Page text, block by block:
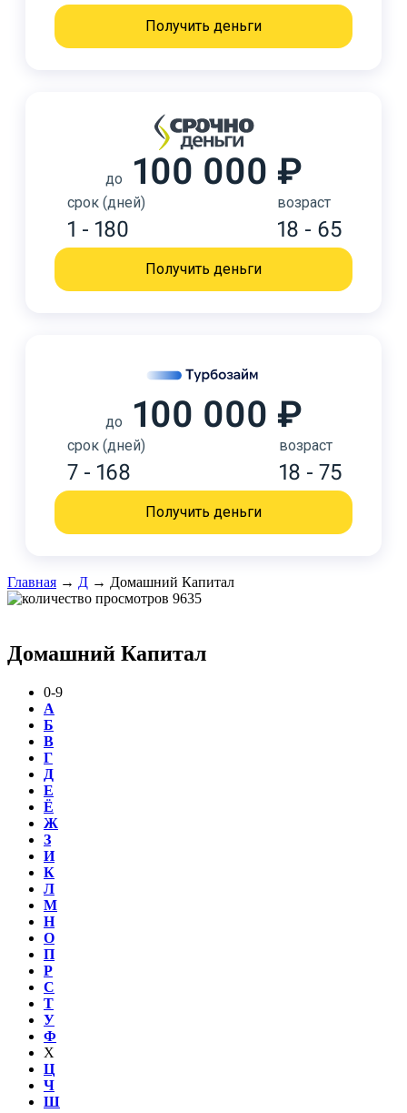
Получить деньги
до 100 000 ₽
срок (дней)
1 - 180
возраст
18 - 65
Получить деньги
до 100 000 ₽
срок (дней)
7 - 168
возраст
18 - 75
Получить деньги
Главная → Д → Домашний Капитал
9635
Домашний Капитал
0-9
А
Б
В
Г
Д
Е
Ё
Ж
З
И
К
Л
М
Н
О
П
Р
С
Т
У
Ф
Х
Ц
Ч
Ш